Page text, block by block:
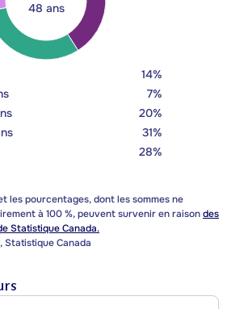
48 ans
14%
7%
20%
31%
28%
les pourcentages, dont les sommes ne
à 100 %, peuvent survenir en raisondes
Statistique Canada.
Statistique Canada